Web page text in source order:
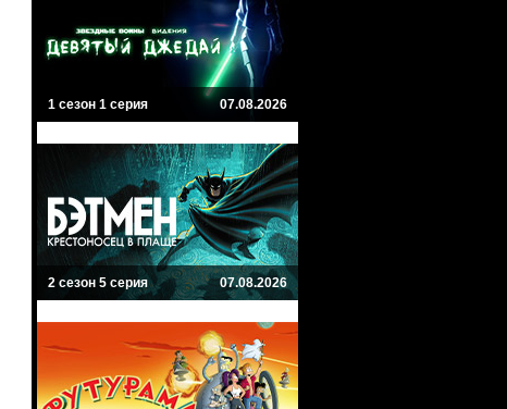
1 сезон 1 серия 07.08.2026
2 сезон 5 серия 07.08.2026